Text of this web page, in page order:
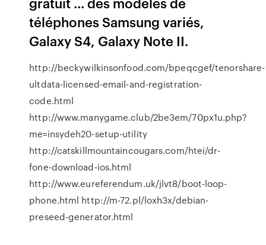
téléphones Samsung variés,
Galaxy S4, Galaxy Note II.
http://beckywilkinsonfood.com/bpeqcgef/tenorshare-
ultdata-licensed-email-and-registration-
code.html
http://www.manygame.club/2be3em/70px1u.php?
me=insydeh20-setup-utility
http://catskillmountaincougars.com/htei/dr-
fone-download-ios.html
http://www.eureferendum.uk/jlvt8/boot-loop-
phone.html http://m-72.pl/loxh3x/debian-
preseed-generator.html